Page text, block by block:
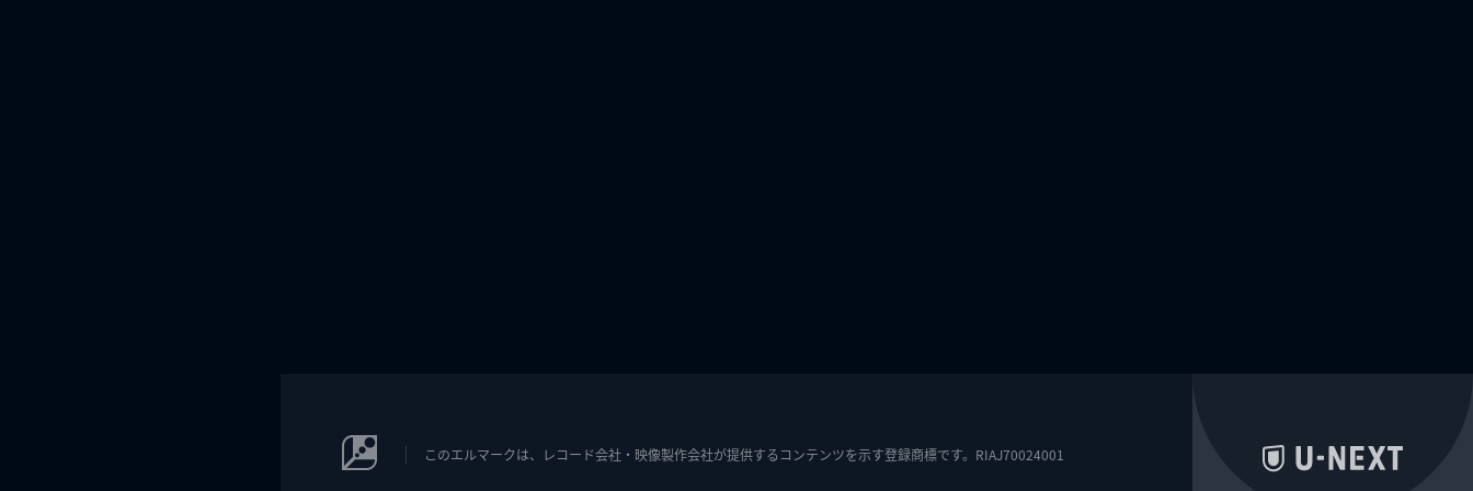
このエルマークは、レコード会社・映像製作会社が提供するコンテンツを示す登録商標です。RIAJ70024001